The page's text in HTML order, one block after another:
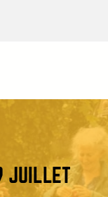
JUILLET